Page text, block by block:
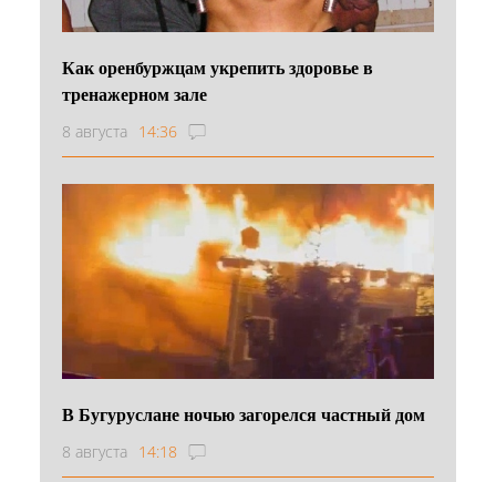
Как оренбуржцам укрепить здоровье в
тренажерном зале
8 августа 14:36
В Бугуруслане ночью загорелся частный дом
8 августа 14:18